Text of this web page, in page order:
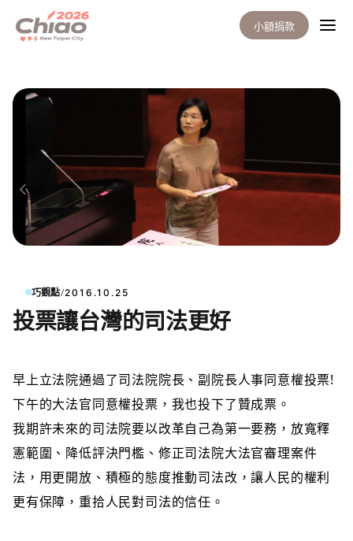
小額捐款
巧觀點/2016.10.25
投票讓台灣的司法更好
早上立法院通過了司法院院長、副院長人事同意權投票!
下午的大法官同意權投票，我也投下了贊成票。
我期許未來的司法院要以改革自己為第一要務，放寬釋
憲範圍、降低評決門檻、修正司法院大法官審理案件
法，用更開放、積極的態度推動司法改，讓人民的權利
更有保障，重拾人民對司法的信任。